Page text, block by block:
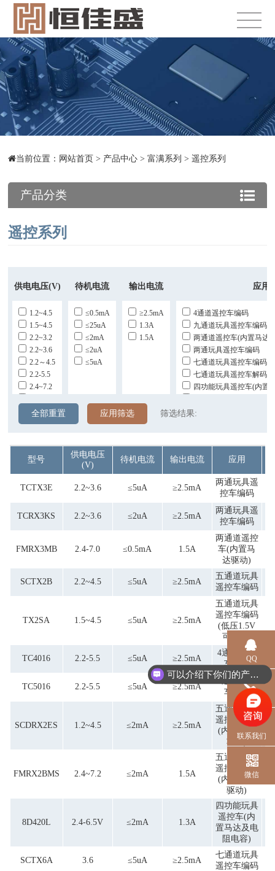
当前位置： 网站首页 > 产品中心 >富满系列 >遥控系列
产品分类
遥控系列
供电电压(V) 待机电流 输出电流 应用
1.2~4.5
1.5~4.5
2.2~3.2
2.2~3.6
2.2～4.5
2.2-5.5
2.4~7.2
2.4-7.0
3.6
≤0.5mA
≤25uA
≤2mA
≤2uA
≤5uA
≥2.5mA
1.3A
1.5A
4通道遥控车编码
九通道玩具遥控车编码
两通道遥控车(内置马达
两通玩具遥控车编码
七通道玩具遥控车编码
七通道玩具遥控车解码
四功能玩具遥控车(内置
五通道同频玩具遥控3车
五通道玩具遥控车解码(
五通道玩具遥控车解码(
全部重置 应用筛选 筛选结果:
型号
供电电压
(V)
待机电流 输出电流 应用
TCTX3E 2.2~3.6 ≤5uA ≥2.5mA
两通玩具遥
控车编码
TCRX3KS 2.2~3.6 ≤2uA ≥2.5mA
两通玩具遥
控车编码
FMRX3MB 2.4-7.0 ≤0.5mA 1.5A
两通道遥控
车(内置马
达驱动)
SCTX2B 2.2~4.5 ≤5uA ≥2.5mA
五通道玩具
遥控车编码
TX2SA 1.5~4.5 ≤5uA ≥2.5mA
五通道玩具
遥控车编码
(低压1.5V
可工作)
TC4016 2.2-5.5 ≤5uA ≥2.5mA
4通道遥控
车编码
TC5016 2.2-5.5 ≤5uA ≥2.5mA
4通道遥控
车编码
SCDRX2ES 1.2~4.5 ≤2mA ≥2.5mA
五通道玩具
遥控车解码
(内置升压
功能)
FMRX2BMS 2.4~7.2 ≤2mA 1.5A
五通道玩具
遥控车解码
(内置马达
驱动)
8D420L 2.4-6.5V ≤2mA 1.3A
四功能玩具
遥控车(内
置马达及电
阻电容)
SCTX6A 3.6 ≤5uA ≥2.5mA
七通道玩具
遥控车编码
QQ
电话
联系我们
微信
可以介绍下你们的产品么？